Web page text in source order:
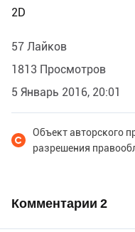
2D
57 Лайков
1813 Просмотров
5 Январь 2016, 20:01
Объект авторского
разрешения
Комментарии 2